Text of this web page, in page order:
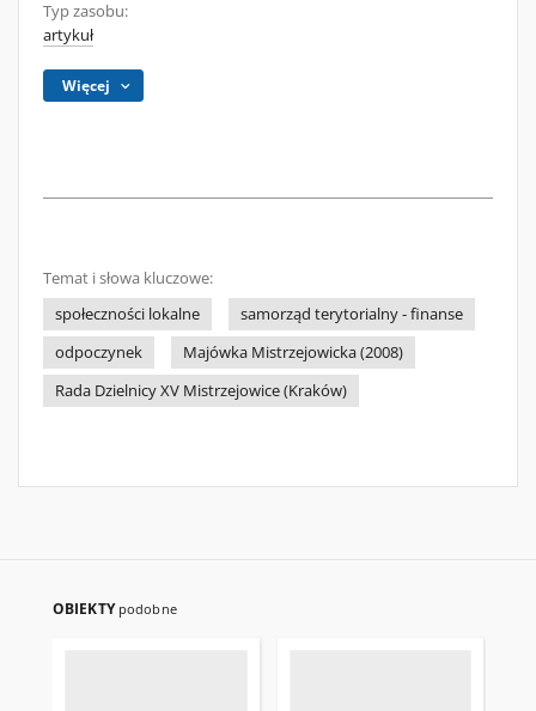
Typ zasobu:
artykuł
Więcej
Temat i słowa kluczowe:
społeczności lokalne
samorząd terytorialny - finanse
odpoczynek
Majówka Mistrzejowicka (2008)
Rada Dzielnicy XV Mistrzejowice (Kraków)
OBIEKTY podobne